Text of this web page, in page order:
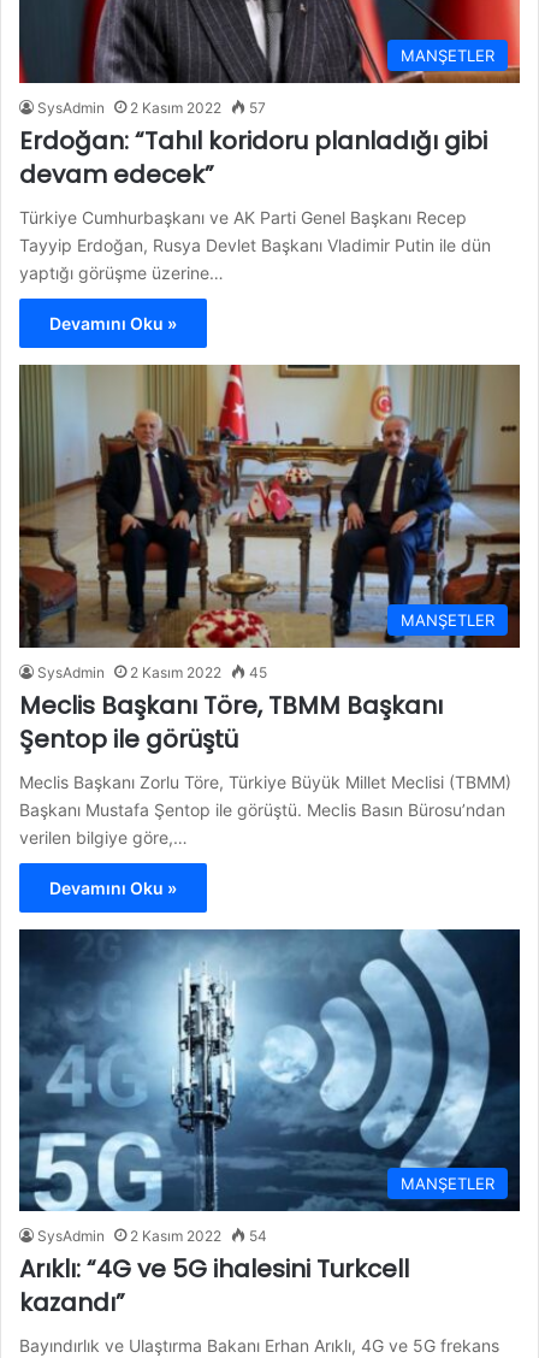
MANŞETLER
SysAdmin 2 Kasım 2022 57
Erdoğan: “Tahıl koridoru planladığı gibi
devam edecek”
Türkiye Cumhurbaşkanı ve AK Parti Genel Başkanı Recep
Tayyip Erdoğan, Rusya Devlet Başkanı Vladimir Putin ile dün
yaptığı görüşme üzerine…
Devamını Oku »
MANŞETLER
SysAdmin 2 Kasım 2022 45
Meclis Başkanı Töre, TBMM Başkanı
Şentop ile görüştü
Meclis Başkanı Zorlu Töre, Türkiye Büyük Millet Meclisi (TBMM)
Başkanı Mustafa Şentop ile görüştü. Meclis Basın Bürosu’ndan
verilen bilgiye göre,…
Devamını Oku »
MANŞETLER
SysAdmin 2 Kasım 2022 54
Arıklı: “4G ve 5G ihalesini Turkcell
kazandı”
Bayındırlık ve Ulaştırma Bakanı Erhan Arıklı, 4G ve 5G frekans